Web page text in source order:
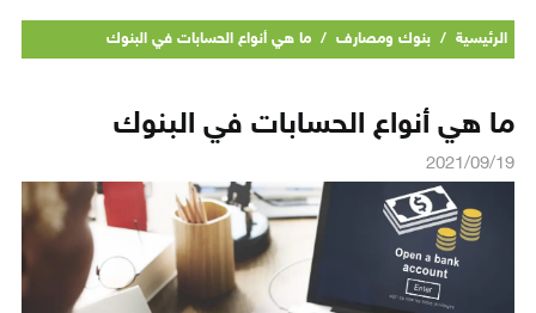
الرئيسية / بنوك ومصارف / ما هي أنواع الحسابات في البنوك
ما هي أنواع الحسابات في البنوك
2021/09/19